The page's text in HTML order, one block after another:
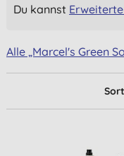
Du kannst Erweiterte
Alle „Marcel's Green